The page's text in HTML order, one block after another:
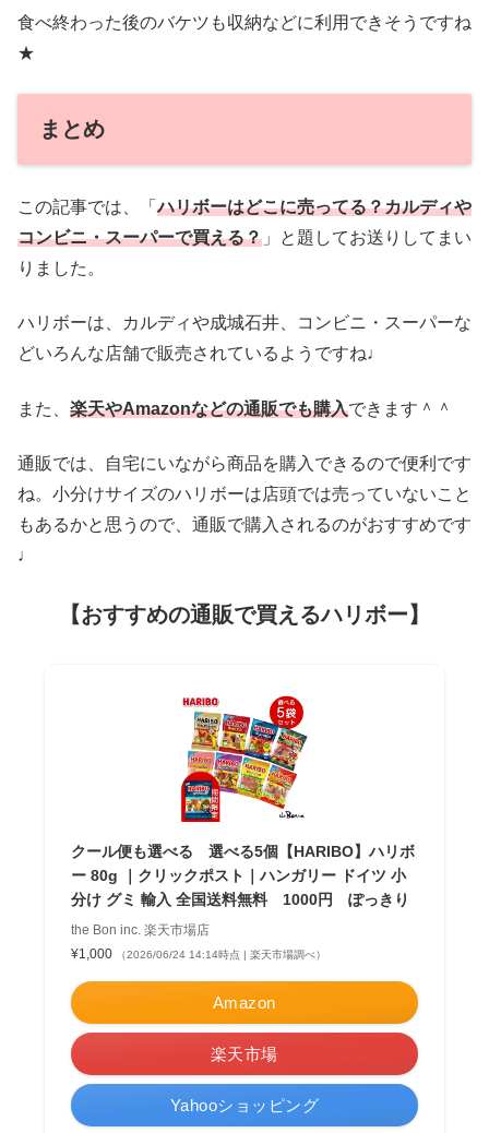
食べ終わった後のバケツも収納などに利用できそうですね
★
まとめ
この記事では、「ハリボーはどこに売ってる？カルディや
コンビニ・スーパーで買える？ 」と題してお送りしてまい
りました。
ハリボーは、カルディや成城石井、コンビニ・スーパーな
どいろんな店舗で販売されているようですね♩
また、 楽天やAmazonなどの通販でも購入できます＾＾
通販では、自宅にいながら商品を購入できるので便利です
ね。小分けサイズのハリボーは店頭では売っていないこと
もあるかと思うので、通販で購入されるのがおすすめです
♩
【おすすめの通販で買えるハリボー】
クール便も選べる 選べる5個【HARIBO】ハリボ
ー 80g ｜クリックポスト｜ハンガリー ドイツ 小
分け グミ 輸入 全国送料無料 1000円 ぽっきり
the Bon inc. 楽天市場店
¥1,000
（2026/06/24 14:14時点 | 楽天市場調べ）
Amazon
楽天市場
Yahooショッピング